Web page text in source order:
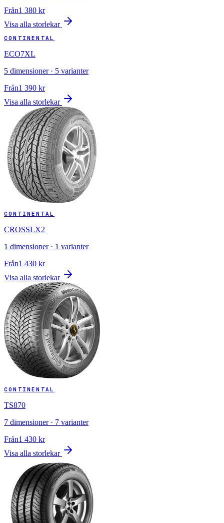
Från1 380 kr
Visa alla storlekar
CONTINENTAL
ECO7XL
5 dimensioner · 5 varianter
Från1 390 kr
Visa alla storlekar
CONTINENTAL
CROSSLX2
1 dimensioner · 1 varianter
Från1 430 kr
Visa alla storlekar
CONTINENTAL
TS870
7 dimensioner · 7 varianter
Från1 430 kr
Visa alla storlekar